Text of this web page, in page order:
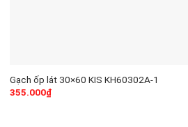
Gạch ốp lát 30×60 KIS KH60302A-1
355.000₫